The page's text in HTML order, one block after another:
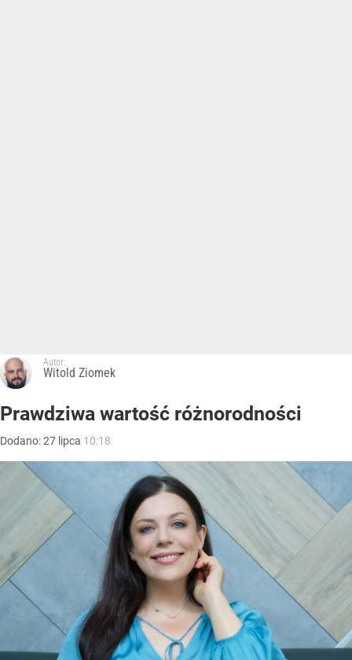
Autor:
Witold Ziomek
Prawdziwa wartość różnorodności
Dodano:27 lipca 10:18